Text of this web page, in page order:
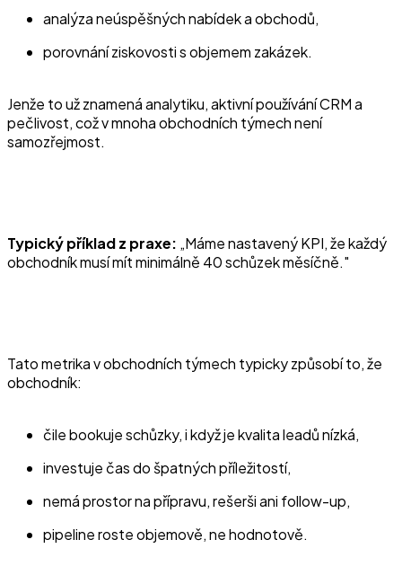
analýza neúspěšných nabídek a obchodů,
porovnání ziskovosti s objemem zakázek.
Jenže to už znamená analytiku, aktivní používání CRM a
pečlivost, což v mnoha obchodních týmech není
samozřejmost.
Typický příklad z praxe: „Máme nastavený KPI, že každý
obchodník musí mít minimálně 40 schůzek měsíčně."
Tato metrika v obchodních týmech typicky způsobí to, že
obchodník:
čile bookuje schůzky, i když je kvalita leadů nízká,
investuje čas do špatných příležitostí,
nemá prostor na přípravu, rešerši ani follow-up,
pipeline roste objemově, ne hodnotově.